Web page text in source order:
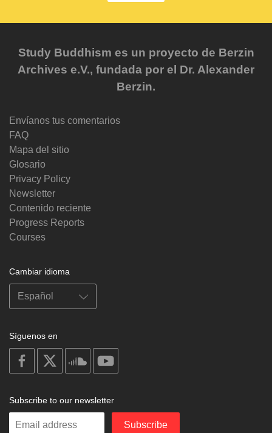
Study Buddhism es un proyecto de Berzin
Archives e.V., fundada por el Dr. Alexander
Berzin.
Envíanos tus comentarios
FAQ
Mapa del sitio
Glosario
Privacy Policy
Newsletter
Contenido reciente
Progress Reports
Courses
Cambiar idioma
Síguenos en
on
facebook
soundcloud
Subscribe to our newsletter
Enter
Subscribe